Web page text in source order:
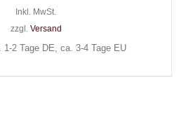
Inkl. MwSt.
zzgl. Versand
1-2 Tage DE, ca. 3-4 Tage EU